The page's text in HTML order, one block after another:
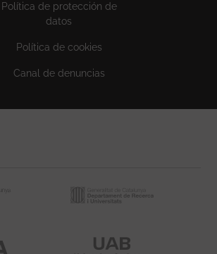
Política de protección de
datos
Política de cookies
Canal de denuncias